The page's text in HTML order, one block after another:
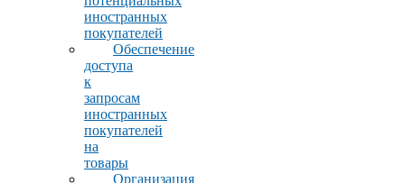
иностранных
покупателей
Обеспечение
доступа
к
запросам
иностранных
покупателей
на
товары
Организация